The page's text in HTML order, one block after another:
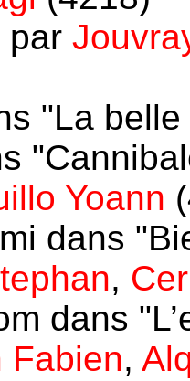
par
"La
Yoann
dans
,
dans
Fabien,